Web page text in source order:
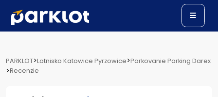
PARKLOT>Lotnisko Katowice Pyrzowice>Parkovanie Parking Darex
>Recenzie